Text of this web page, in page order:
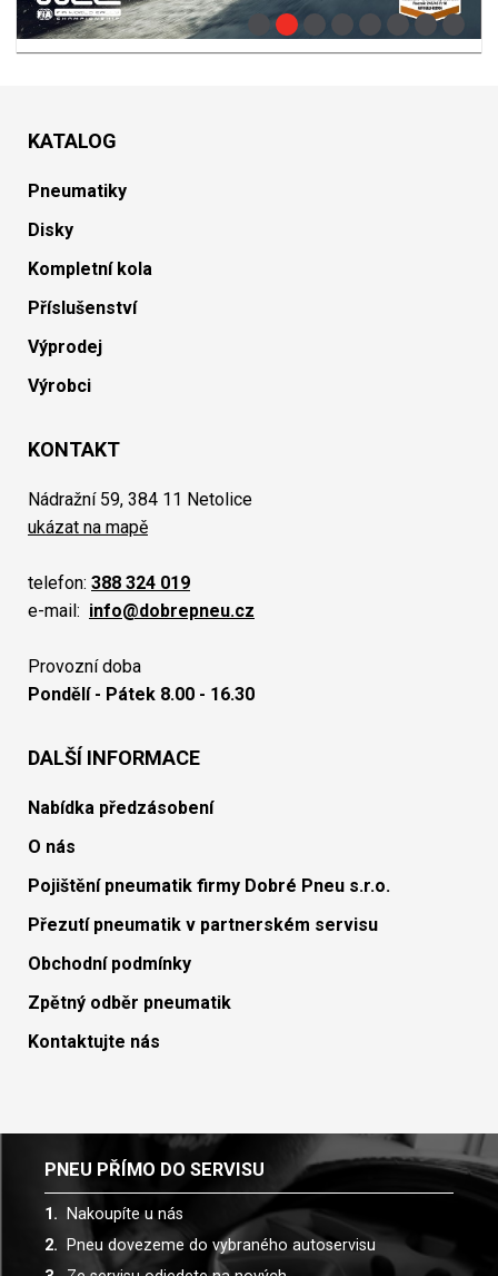
KATALOG
Pneumatiky
Disky
Kompletní kola
Příslušenství
Výprodej
Výrobci
KONTAKT
Nádražní 59, 384 11 Netolice
ukázat na mapě
telefon: 388 324 019
e-mail: info@dobrepneu.cz
Provozní doba
Pondělí - Pátek 8.00 - 16.30
DALŠÍ INFORMACE
Nabídka předzásobení
O nás
Pojištění pneumatik firmy Dobré Pneu s.r.o.
Přezutí pneumatik v partnerském servisu
Obchodní podmínky
Zpětný odběr pneumatik
Kontaktujte nás
PNEU PŘÍMO DO SERVISU
Nakoupíte u nás
Pneu dovezeme do vybraného autoservisu